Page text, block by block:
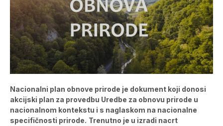
Nacionalni plan obnove prirode je dokument koji donosi
akcijski plan za provedbu Uredbe za obnovu prirode u
nacionalnom kontekstu i s naglaskom na nacionalne
specifičnosti prirode. Trenutno je u izradi nacrt